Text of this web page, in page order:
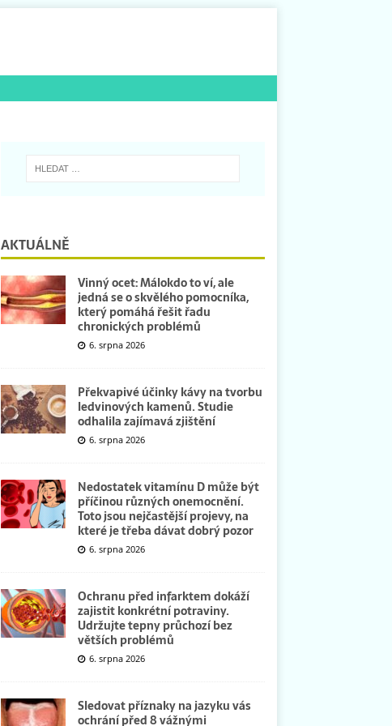
AKTUÁLNĚ
Vinný ocet: Málokdo to ví, ale
jedná se o skvělého pomocníka,
který pomáhá řešit řadu
chronických problémů
6. srpna 2026
Překvapivé účinky kávy na tvorbu
ledvinových kamenů. Studie
odhalila zajímavá zjištění
6. srpna 2026
Nedostatek vitamínu D může být
příčinou různých onemocnění.
Toto jsou nejčastější projevy, na
které je třeba dávat dobrý pozor
6. srpna 2026
Ochranu před infarktem dokáží
zajistit konkrétní potraviny.
Udržujte tepny průchozí bez
větších problémů
6. srpna 2026
Sledovat příznaky na jazyku vás
ochrání před 8 vážnými